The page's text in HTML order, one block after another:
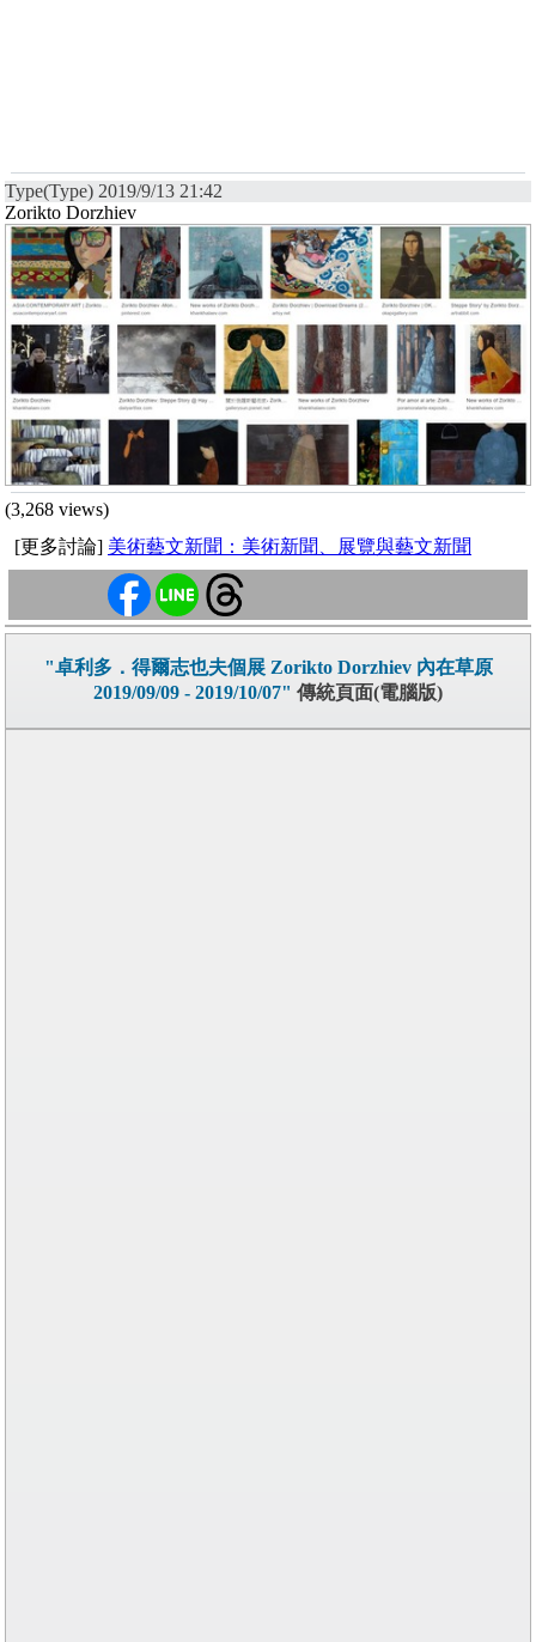
Type(Type) 2019/9/13 21:42
Zorikto Dorzhiev
(3,268 views)
[更多討論] 美術藝文新聞：美術新聞、展覽與藝文新聞
"卓利多．得爾志也夫個展 Zorikto Dorzhiev 內在草原
2019/09/09 - 2019/10/07" 傳統頁面(電腦版)